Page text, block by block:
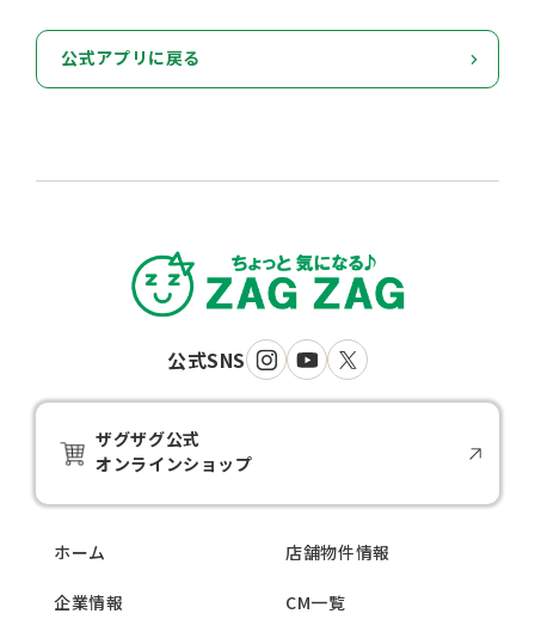
アプリ起動時に表示される【重要なお知らせ】のポ
ップアップ上の[移行コードを変更する]ボタンに触
事例が起きております。ご注意ください。
るクーポンは、対象期間中何度でもご使用いただけ
ます。
公式アプリに戻る
公式SNS
ザグザグ公式
オンラインショップ
ホーム
企業情報
店舗物件情報
CM一覧